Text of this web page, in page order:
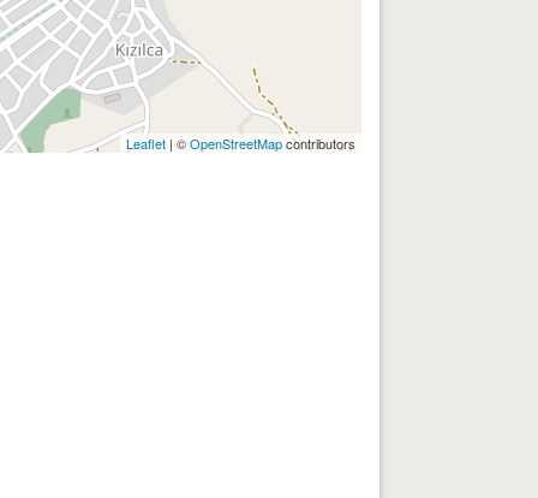
Leaflet | ©OpenStreetMapcontributors